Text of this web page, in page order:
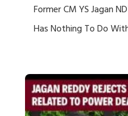
Former CM YS Jagan
Has Nothing To Do